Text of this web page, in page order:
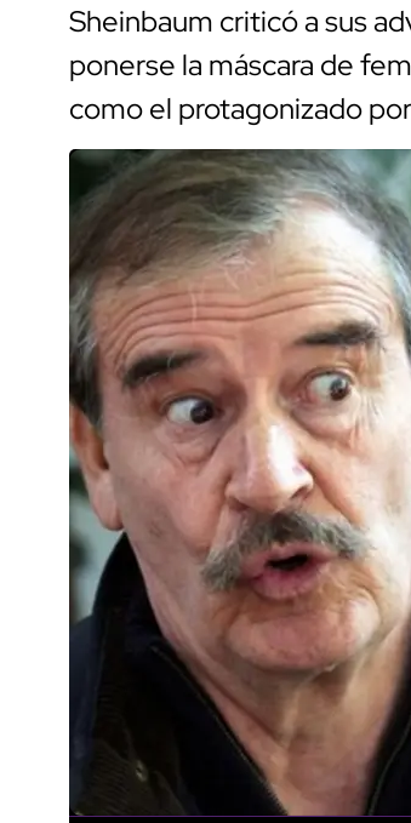
Sheinbaum criticó a sus
ponerse la máscara de
como el protagonizado